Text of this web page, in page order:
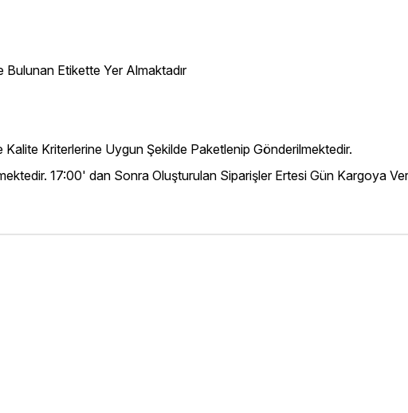
Bulunan Etikette Yer Almaktadır
Kalite Kriterlerine Uygun Şekilde Paketlenip Gönderilmektedir.
17:00' dan Sonra Oluşturulan Siparişler Ertesi Gün Kargoya